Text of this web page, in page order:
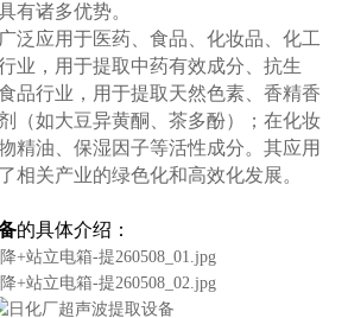
有诸多优势。
泛应用于医药、食品、化妆品、化工
业，用于提取中药有效成分、抗生
品行业，用于提取天然色素、香精香
（如大豆异黄酮、茶多酚）；在化妆
精油、保湿因子等活性成分。其应用
相关产业的绿色化和高效化发展。
的具体介绍：